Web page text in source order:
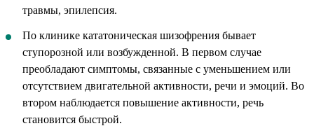
травмы, эпилепсия.
По клинике кататоническая шизофрения бывает
ступорозной или возбужденной. В первом случае
преобладают симптомы, связанные с уменьшением или
отсутствием двигательной активности, речи и эмоций. Во
втором наблюдается повышение активности, речь
становится быстрой.